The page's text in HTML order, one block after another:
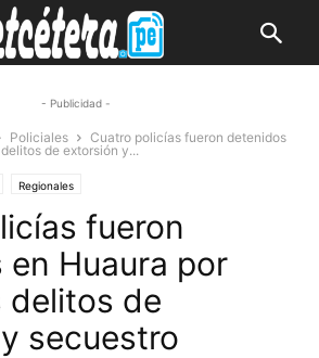
- Publicidad -
Policiales
Cuatro policías fueron detenidos
de extorsión y...
Regionales
fueron
Huaura por
delitos de
secuestro